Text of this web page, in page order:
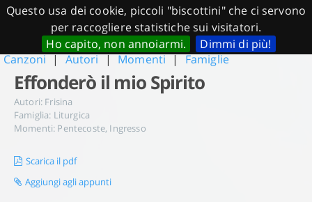
Questo usa dei cookie, piccoli "biscottini" che ci servono
per raccogliere statistiche sui visitatori.
Ho capito, non annoiarmi.
Dimmi di più!
Canzoni | Autori | Momenti | Famiglie
Effonderò il mio Spirito
Autori: Frisina
Famiglia: Liturgica
Momenti: Pentecoste, Ingresso
Scarica il pdf
Aggiungi agli appunti